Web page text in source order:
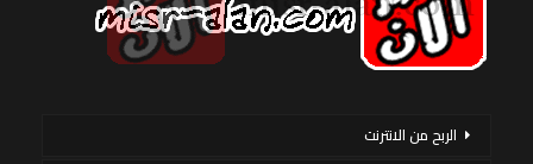
الربح من الانترنت